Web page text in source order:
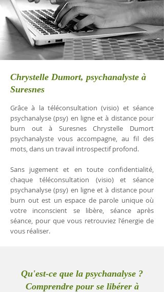
Chrystelle Dumort, psychanalyste à
Suresnes
Grâce à la téléconsultation (visio) et séance
psychanalyse (psy) en ligne et à distance pour
burn out à Suresnes Chrystelle Dumort
psychanalyste vous accompagne, au fil des
mots, dans un travail introspectif profond.
Sans jugement et en toute confidentialité,
chaque téléconsultation (visio) et séance
psychanalyse (psy) en ligne et à distance pour
burn out est un espace de parole unique où
votre inconscient se libère, séance après
séance, pour que vous retrouviez l'énergie de
vous réaliser.
Qu'est-ce que la psychanalyse ?
Comprendre pour se libérer à